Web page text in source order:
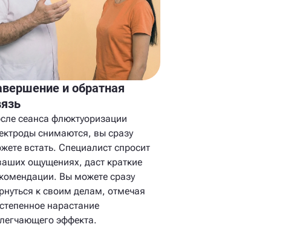
и обратная
сеанса флюктуоризации
снимаются, вы сразу
встать. Специалист спросит
ощущениях, даст краткие
Вы можете сразу
к своим делам, отмечая
нарастание
эффекта.